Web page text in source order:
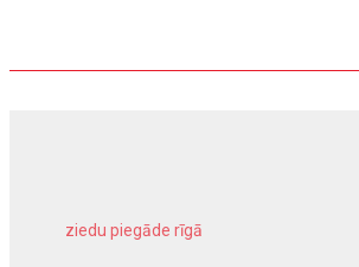
ziedu piegāde rīgā